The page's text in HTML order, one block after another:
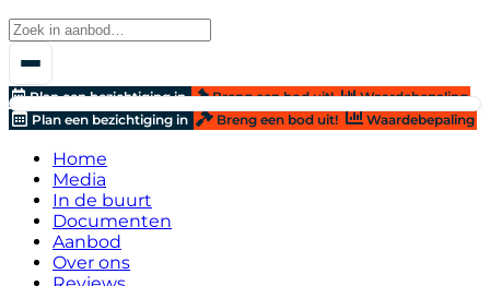
Plan een bezichtiging in Breng een bod uit!
Waardebepaling
Plan een bezichtiging in
Breng een bod uit! Waardebepaling
Home
Media
In de buurt
Documenten
Aanbod
Over ons